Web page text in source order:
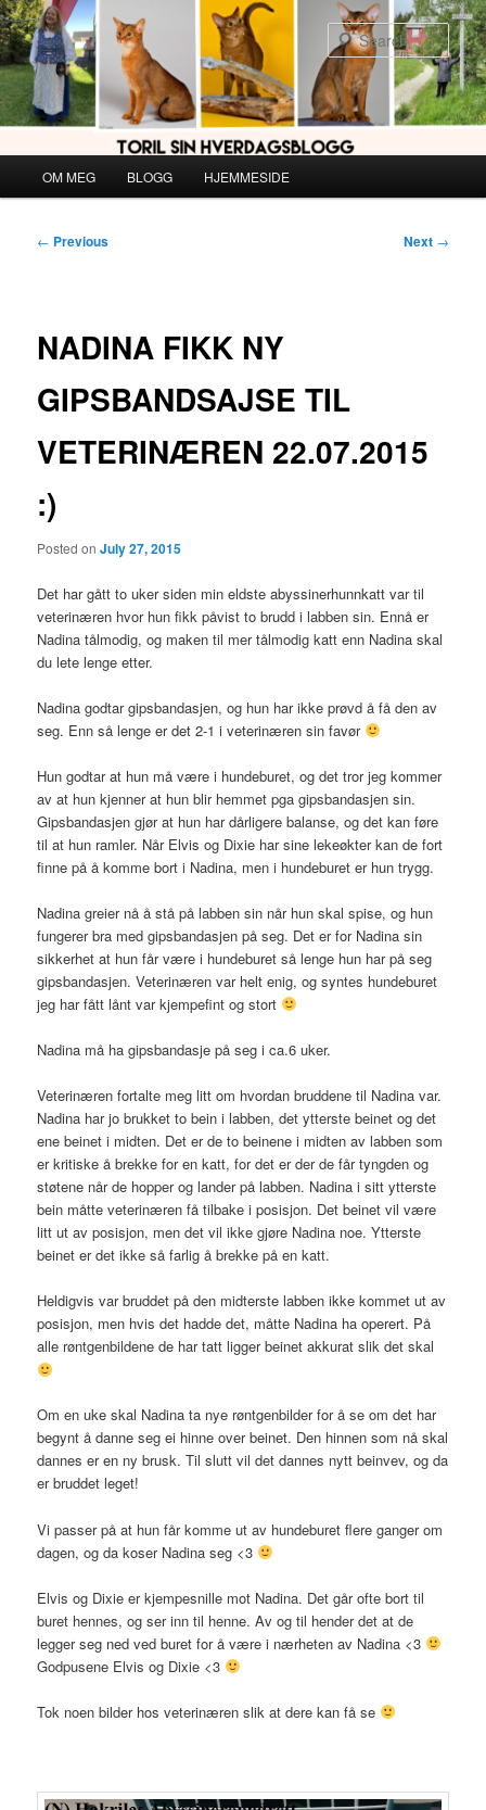
Skip
to
primary
content
OM MEG BLOGG HJEMMESIDE
Post
← Previous Next →
NADINA FIKK NY
GIPSBANDSAJSE TIL
VETERINÆREN 22.07.2015
:)
Posted onJuly 27, 2015
Det har gått to uker siden min eldste abyssinerhunnkatt var til
veterinæren hvor hun fikk påvist to brudd i labben sin. Ennå er
Nadina tålmodig, og maken til mer tålmodig katt enn Nadina skal
du lete lenge etter.
Nadina godtar gipsbandasjen, og hun har ikke prøvd å få den av
seg. Enn så lenge er det 2-1 i veterinæren sin favør
Hun godtar at hun må være i hundeburet, og det tror jeg kommer
av at hun kjenner at hun blir hemmet pga gipsbandasjen sin.
Gipsbandasjen gjør at hun har dårligere balanse, og det kan føre
til at hun ramler. Når Elvis og Dixie har sine lekeøkter kan de fort
finne på å komme bort i Nadina, men i hundeburet er hun trygg.
Nadina greier nå å stå på labben sin når hun skal spise, og hun
fungerer bra med gipsbandasjen på seg. Det er for Nadina sin
sikkerhet at hun får være i hundeburet så lenge hun har på seg
gipsbandasjen. Veterinæren var helt enig, og syntes hundeburet
jeg har fått lånt var kjempefint og stort
Nadina må ha gipsbandasje på seg i ca.6 uker.
Veterinæren fortalte meg litt om hvordan bruddene til Nadina var.
Nadina har jo brukket to bein i labben, det ytterste beinet og det
ene beinet i midten. Det er de to beinene i midten av labben som
er kritiske å brekke for en katt, for det er der de får tyngden og
støtene når de hopper og lander på labben. Nadina i sitt ytterste
bein måtte veterinæren få tilbake i posisjon. Det beinet vil være
litt ut av posisjon, men det vil ikke gjøre Nadina noe. Ytterste
beinet er det ikke så farlig å brekke på en katt.
Heldigvis var bruddet på den midterste labben ikke kommet ut av
posisjon, men hvis det hadde det, måtte Nadina ha operert. På
alle røntgenbildene de har tatt ligger beinet akkurat slik det skal
Om en uke skal Nadina ta nye røntgenbilder for å se om det har
begynt å danne seg ei hinne over beinet. Den hinnen som nå skal
dannes er en ny brusk. Til slutt vil det dannes nytt beinvev, og da
er bruddet leget!
Vi passer på at hun får komme ut av hundeburet flere ganger om
dagen, og da koser Nadina seg <3
Elvis og Dixie er kjempesnille mot Nadina. Det går ofte bort til
buret hennes, og ser inn til henne. Av og til hender det at de
legger seg ned ved buret for å være i nærheten av Nadina <3
Godpusene Elvis og Dixie <3
Tok noen bilder hos veterinæren slik at dere kan få se